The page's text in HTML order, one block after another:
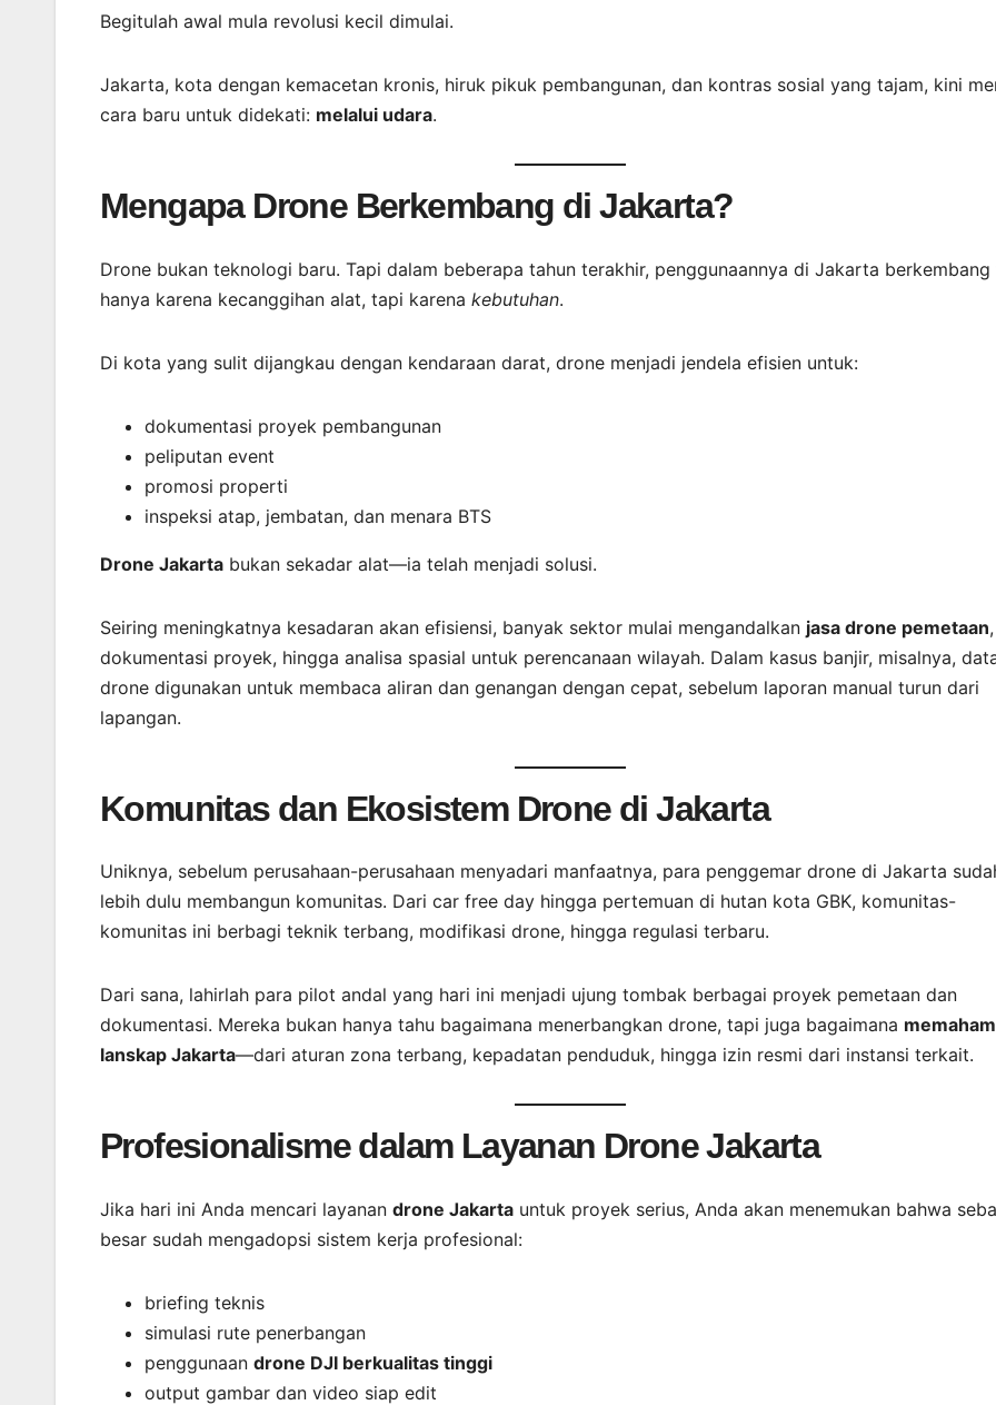
Begitulah awal mula revolusi kecil dimulai.
Jakarta, kota dengan kemacetan kronis, hiruk pikuk pembangunan, dan kontras sosial yang tajam, kini
cara baru untuk didekati: melalui udara.
Mengapa Drone Berkembang di Jakarta?
Drone bukan teknologi baru. Tapi dalam beberapa tahun terakhir, penggunaannya di Jakarta
hanya karena kecanggihan alat, tapi karena kebutuhan.
Di kota yang sulit dijangkau dengan kendaraan darat, drone menjadi jendela efisien untuk:
dokumentasi proyek pembangunan
peliputan event
promosi properti
inspeksi atap, jembatan, dan menara BTS
Drone Jakarta bukan sekadar alat—ia telah menjadi solusi.
Seiring meningkatnya kesadaran akan efisiensi, banyak sektor mulai mengandalkan jasa drone pemetaan,
dokumentasi proyek, hingga analisa spasial untuk perencanaan wilayah. Dalam kasus banjir, misalnya,
drone digunakan untuk membaca aliran dan genangan dengan cepat, sebelum laporan manual turun dari
lapangan.
Komunitas dan Ekosistem Drone di Jakarta
Uniknya, sebelum perusahaan-perusahaan menyadari manfaatnya, para penggemar drone di Jakarta
lebih dulu membangun komunitas. Dari car free day hingga pertemuan di hutan kota GBK, komunitas-
komunitas ini berbagi teknik terbang, modifikasi drone, hingga regulasi terbaru.
Dari sana, lahirlah para pilot andal yang hari ini menjadi ujung tombak berbagai proyek pemetaan dan
dokumentasi. Mereka bukan hanya tahu bagaimana menerbangkan drone, tapi juga bagaimana
lanskap Jakarta—dari aturan zona terbang, kepadatan penduduk, hingga izin resmi dari instansi terkait.
Profesionalisme dalam Layanan Drone Jakarta
Jika hari ini Anda mencari layanan drone Jakarta untuk proyek serius, Anda akan menemukan bahwa
besar sudah mengadopsi sistem kerja profesional:
briefing teknis
simulasi rute penerbangan
penggunaan drone DJI berkualitas tinggi
output gambar dan video siap edit